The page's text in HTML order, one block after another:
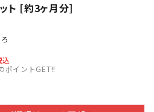
ト [約3ヶ月分]
込
ポイントGET!!